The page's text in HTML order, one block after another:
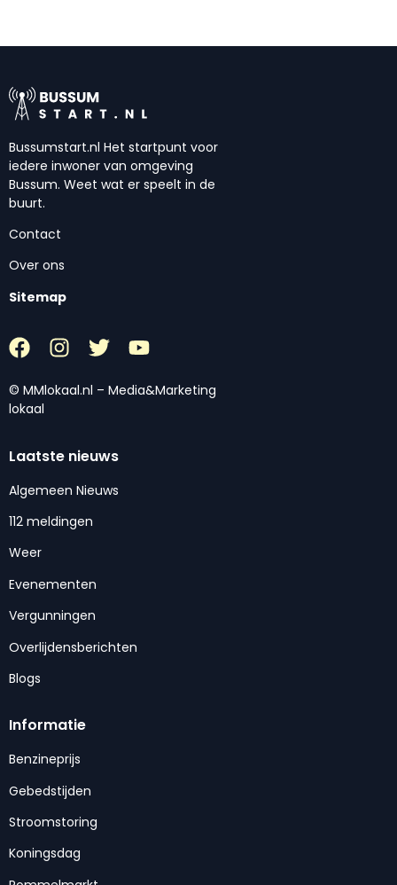
Bussumstart.nl Het startpunt voor
iedere inwoner van omgeving
Bussum. Weet wat er speelt in de
buurt.
Contact
Over ons
Sitemap
© MMlokaal.nl – Media&Marketing
lokaal
Laatste nieuws
Algemeen Nieuws
112 meldingen
Weer
Evenementen
Vergunningen
Overlijdensberichten
Blogs
Informatie
Benzineprijs
Gebedstijden
Stroomstoring
Koningsdag